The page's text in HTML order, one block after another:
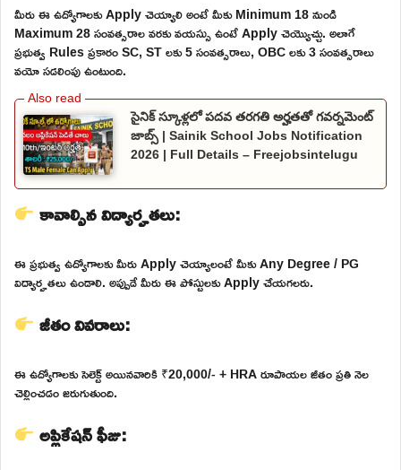
మీరు ఈ ఉద్యోగాలకు Apply చెయ్యాలి అంటే మీకు Minimum 18 నుండి
Maximum 28 సంవత్సరాల వరకు వయస్సు ఉంటే Apply చెయ్యొచ్చు. అలాగే
ప్రభుత్వ Rules ప్రకారం SC, ST లకు 5 సంవత్సరాలు, OBC లకు 3 సంవత్సరాలు
వయో సడలింపు ఉంటుంది.
సైనిక్ స్కూళ్లలో పదవ తరగతి అర్హతతో గవర్నమెంట్
జాబ్స్ | Sainik School Jobs Notification
2026 | Full Details – Freejobsintelugu
కావాల్సిన విద్యార్హతలు:
ఈ ప్రభుత్వ ఉద్యోగాలకు మీరు Apply చెయ్యాలంటే మీకు Any Degree / PG
విద్యార్హతలు ఉండాలి. అప్పుడే మీరు ఈ పోస్టులకు Apply చేయగలరు.
జీతం వివరాలు:
ఈ ఉద్యోగాలకు సెలెక్ట్ అయినవారికి ₹20,000/- + HRA రూపాయల జీతం ప్రతి నెల
చెల్లించడం జరుగుతుంది.
అప్లికేషన్ ఫీజు: